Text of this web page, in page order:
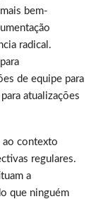
bem-
radical.
de equipe para
atualizações
ao contexto
regulares.
a
que ninguém